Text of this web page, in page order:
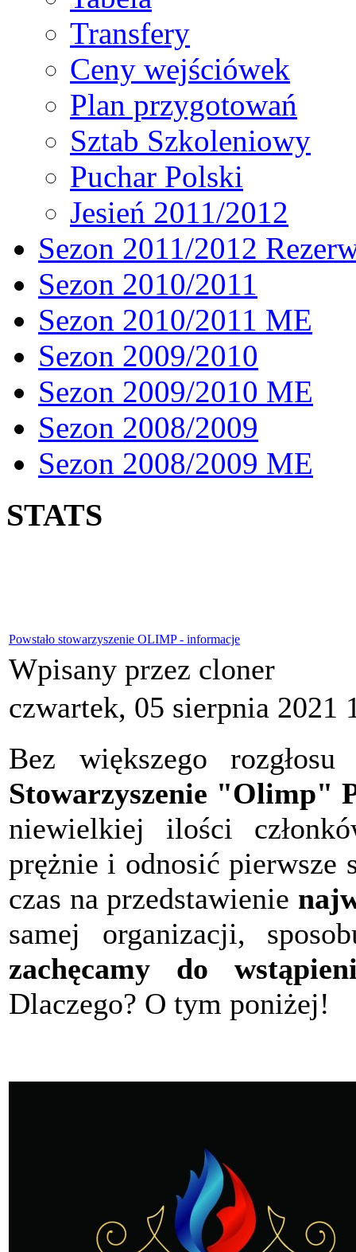
Transfery
Ceny wejściówek
Plan przygotowań
Sztab Szkoleniowy
Puchar Polski
Jesień 2011/2012
Sezon 2011/2012
Sezon 2010/2011
Sezon 2010/2011 ME
Sezon 2009/2010
Sezon 2009/2010 ME
Sezon 2008/2009
Sezon 2008/2009 ME
STATS
Powstało stowarzyszenie OLIMP - informacje
Wpisany przez cloner
czwartek, 05 sierpnia 2021
Bez większego
Stowarzyszenie "Olimp"
niewielkiej ilości
prężnie i odnosić pierwsze
czas na przedstawienie
samej organizacji,
zachęcamy do
Dlaczego? O tym poniżej!